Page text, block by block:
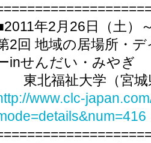
年2月26日（土）
2回 地域の居場所・
inせんだい・みやぎ
東北福祉大学（宮城
www.clc-